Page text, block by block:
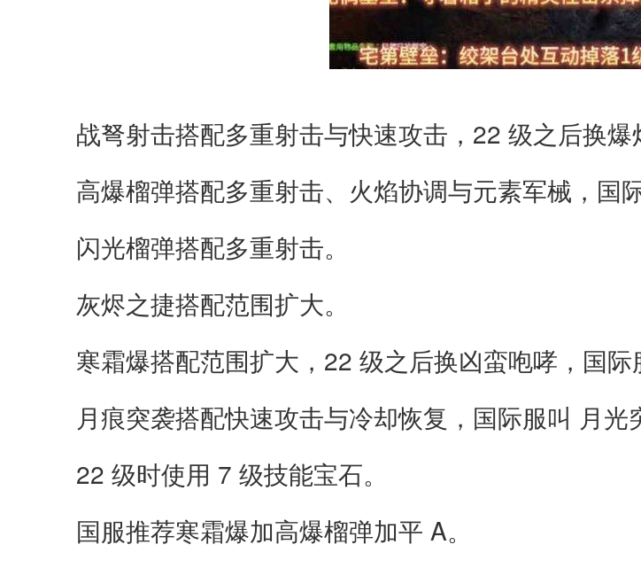
战弩射击搭配多重射击与快速攻击，22 级之后换爆
高爆榴弹搭配多重射击、火焰协调与元素军械，国
闪光榴弹搭配多重射击。
灰烬之捷搭配范围扩大。
寒霜爆搭配范围扩大，22 级之后换凶蛮咆哮，国际
月痕突袭搭配快速攻击与冷却恢复，国际服叫 月光
22 级时使用 7 级技能宝石。
国服推荐寒霜爆加高爆榴弹加平 A。